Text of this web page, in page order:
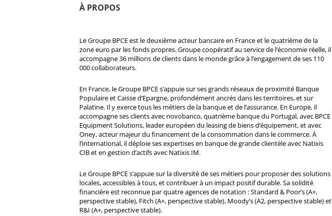
À PROPOS
Le Groupe BPCE est le deuxième acteur bancaire en France et le quatrième de la
zone euro par les fonds propres. Groupe coopératif au service de l’économie réelle, il
accompagne 36 millions de clients dans le monde grâce à l’engagement de ses 110
000 collaborateurs.
En France, le Groupe BPCE s’appuie sur ses grands réseaux de proximité Banque
Populaire et Caisse d’Epargne, profondément ancrés dans les territoires, et sur
Palatine. Il y exerce tous les métiers de la banque et de l’assurance. En Europe, il
accompagne ses clients avec novobanco, quatrième banque du Portugal, avec BPCE
Equipment Solutions, leader européen du leasing de biens d’équipement, et avec
Oney, acteur majeur du financement de la consommation dans le commerce. À
l’international, il déploie ses expertises en banque de grande clientèle avec Natixis
CIB et en gestion d’actifs avec Natixis IM.
Le Groupe BPCE s’appuie sur la diversité de ses métiers pour proposer des solutions
locales, accessibles à tous, et contribuer à un impact positif durable. Sa solidité
financière est reconnue par quatre agences de notation : Standard & Poor’s (A+,
perspective stable), Fitch (A+, perspective stable), Moody’s (A2, perspective stable) et
R&I (A+, perspective stable).